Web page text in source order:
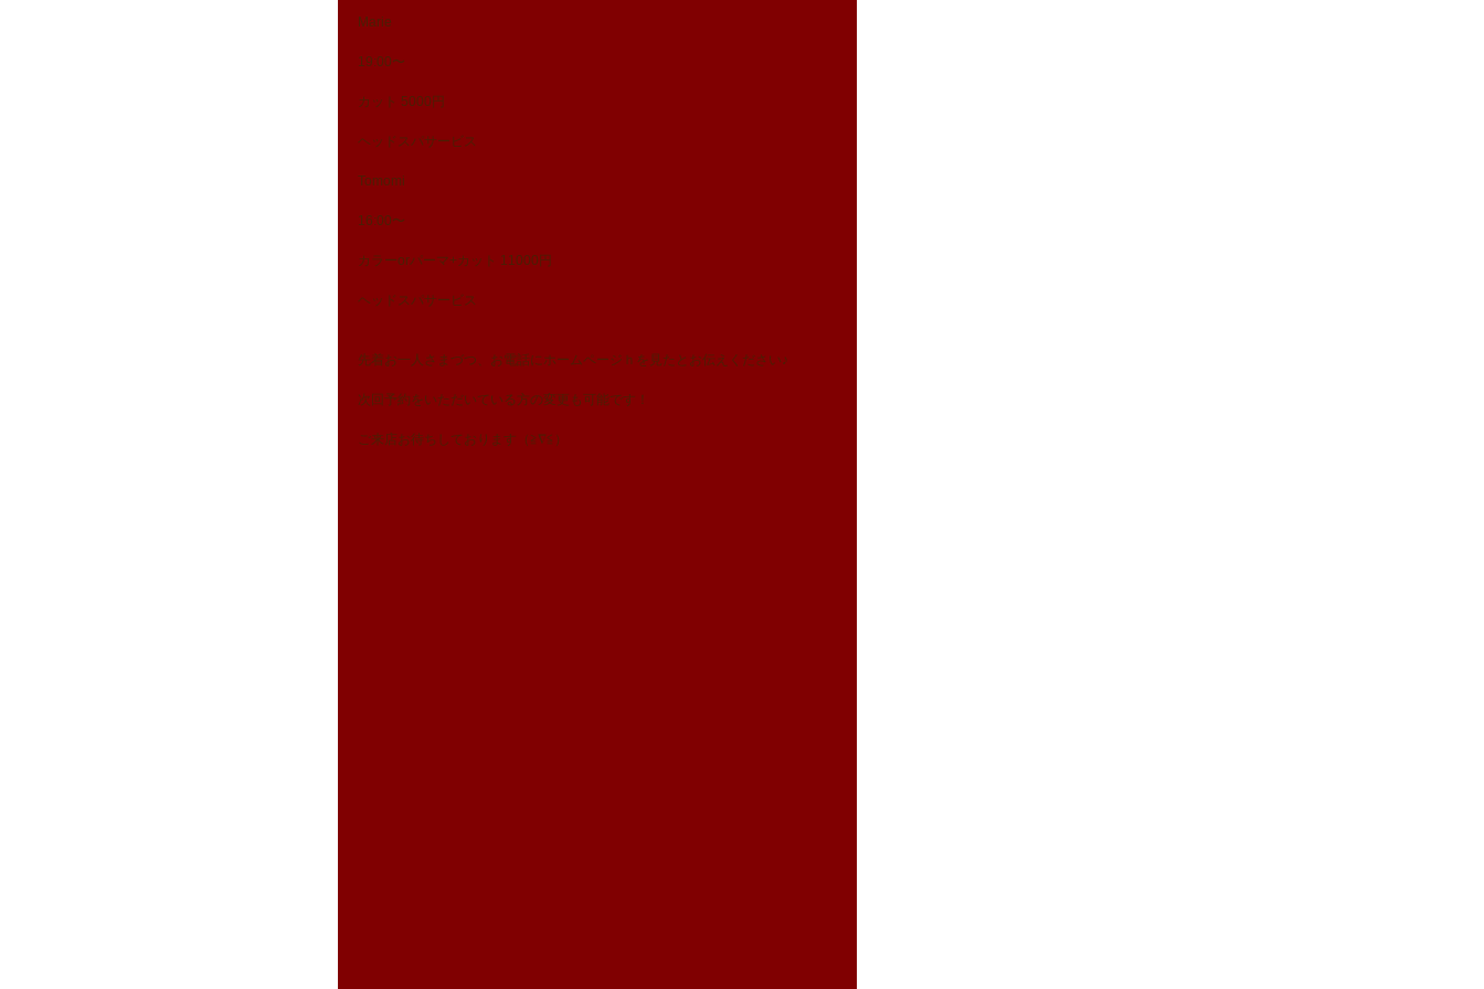
Marie
19:00〜
カット 5000円
ヘッドスパサービス
Tomomi
16:00〜
カラーorパーマ+カット 11000円
ヘッドスパサービス
先着お一人さまづつ、お電話にホームページｈを見たとお伝えください♪
次回予約をいただいている方の変更も可能です！
ご来店お待ちしております（≧∇≦）